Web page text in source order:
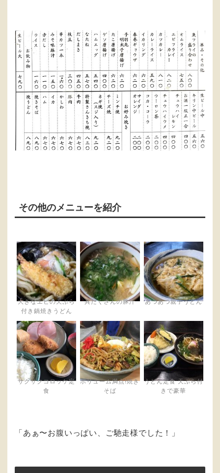
その他のメニューを紹介
大きなエビの天ぷら
付き鍋焼きうどん
具だくさんの豚汁 あつあつ親子うどん
サクサクコロッケ定
食
ボリューム満点!焼き
そば
うどん定食 天ぷら付
きで豪華
「あぁ〜お腹いっぱい、ご馳走様でした！」